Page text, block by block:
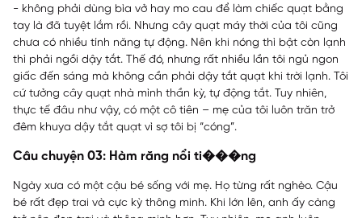
- không phải dùng bìa vở hay mo cau để làm chiếc quạt bằng
tay là đã tuyệt lắm rồi. Nhưng cây quạt máy thời của tôi cũng
chưa có nhiều tính năng tự động. Nên khi nóng thì bật còn lạnh
thì phải ngồi dậy tắt. Thế đó, nhưng rất nhiều lần tôi ngủ ngon
giấc đến sáng mà không cần phải dậy tắt quạt khi trời lạnh. Tôi
cứ tưởng cây quạt nhà mình thần kỳ, tự động tắt. Tuy nhiên,
thực tế đâu như vậy, có một cô tiên – mẹ của tôi luôn trăn trở
đêm khuya dậy tắt quạt vì sợ tôi bị “cóng”.
Câu chuyện 03: Hàm răng nổi ti���ng
Ngày xưa có một cậu bé sống với mẹ. Họ từng rất nghèo. Cậu
bé rất đẹp trai và cực kỳ thông minh. Khi lớn lên, anh ấy càng